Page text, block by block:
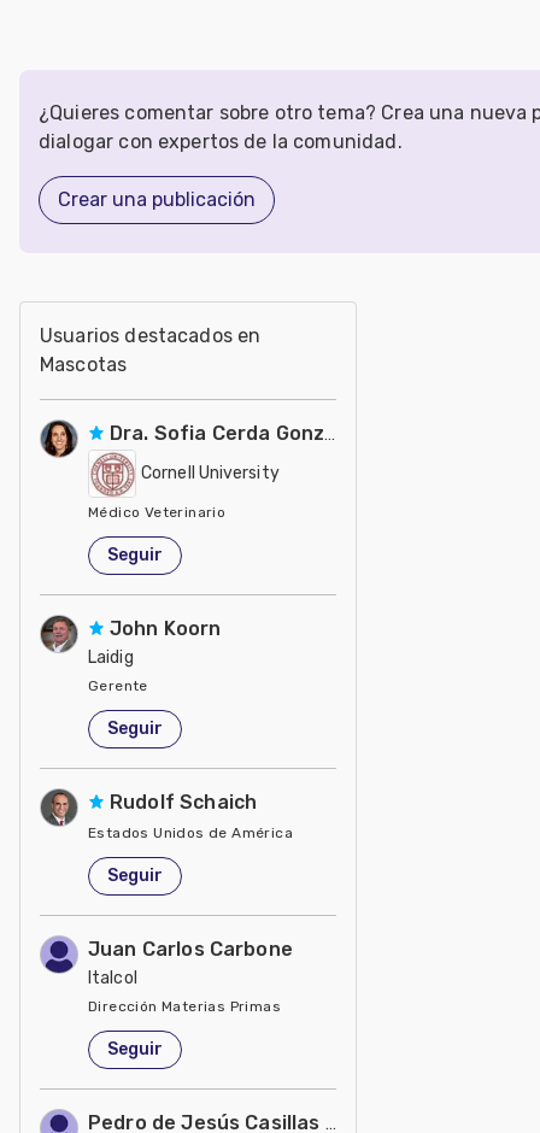
¿Quieres comentar sobre otro tema? Crea una nueva
dialogar con expertos de la comunidad.
Crear una publicación
Usuarios destacados en
Mascotas
Dra. Sofia Cerda Gonzalez
Cornell University
Médico Veterinario
Estados Unidos de América
Seguir
John Koorn
Laidig
Gerente
Estados Unidos de América
Seguir
Rudolf Schaich
Estados Unidos de América
Seguir
Juan Carlos Carbone
Italcol
Dirección Materias Primas
Colombia
Seguir
Pedro de Jesús Casillas Salazar